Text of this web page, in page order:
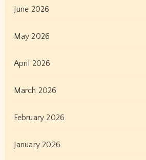
June 2026
May 2026
April 2026
March 2026
February 2026
January 2026